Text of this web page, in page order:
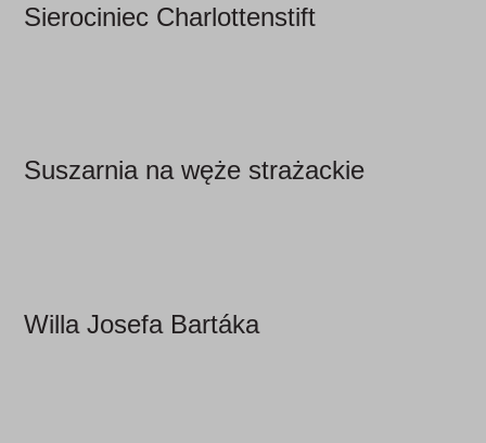
Sierociniec Charlottenstift
Suszarnia na węże strażackie
Willa Josefa Bartáka